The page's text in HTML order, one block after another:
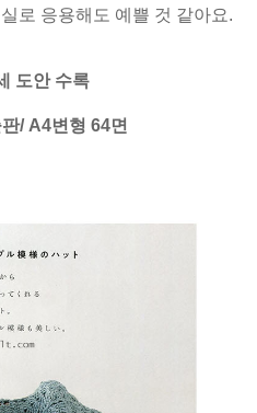
로 응용해도 예쁠 것 같아요.
도안 수록
/ A4변형 64면